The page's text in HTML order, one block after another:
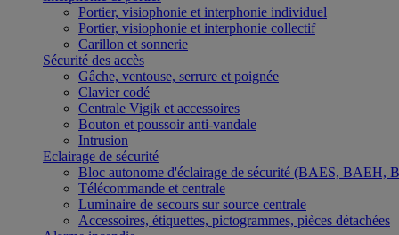
Portier, visiophonie et interphonie individuel
Portier, visiophonie et interphonie collectif
Carillon et sonnerie
Sécurité des accès
Gâche, ventouse, serrure et poignée
Clavier codé
Centrale Vigik et accessoires
Bouton et poussoir anti-vandale
Intrusion
Eclairage de sécurité
Bloc autonome d'éclairage de sécurité (BAES,
Télécommande et centrale
Luminaire de secours sur source centrale
Accessoires, étiquettes, pictogrammes, pièces détachées